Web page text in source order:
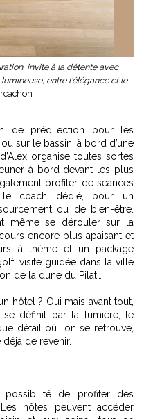
invite à la détente avec
entre l'élégance et le
de prédilection pour les
sur le bassin, à bord d’une
organise toutes sortes
à bord devant les plus
profiter de séances
le coach dédié, pour un
ou de bien-être.
même se dérouler sur la
encore plus apaisant et
à thème et un package
visite guidée dans la ville
de la dune du Pilat…
hôtel ? Oui mais avant tout,
définit par la lumière, le
détail où l’on se retrouve,
déjà de revenir.
possibilité de profiter des
hôtes peuvent accéder